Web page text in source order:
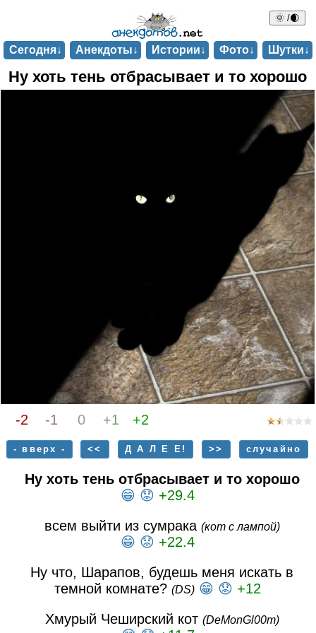
🌞 /🌒
Сегодня↓ Анекдоты↓ Истории↓ Фото↓ Шутки↓
Ну хоть тень отбрасывает и то хорошо
-2 -1 0 +1 +2
- вверх - << Д А Л Е Е! >> случайно
Ну хоть тень отбрасывает и то хорошо
😁 😟 +29.4
всем выйти из сумрака (кот с лампой)
😁 😟 +22.4
Ну что, Шарапов, будешь меня искать в
темной комнате? (DS) 😁 😟 +12
Хмурый Чеширский кот (DeMonGl00m)